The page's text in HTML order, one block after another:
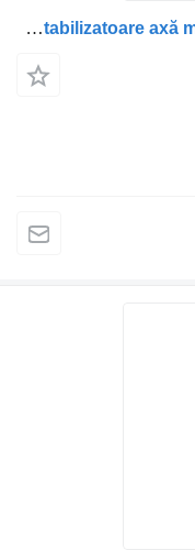
قضيب ارتكاسي Legătură bară stabilizatoare axă motrică 81437185113 لـ الشاحنات MAN 81437185113